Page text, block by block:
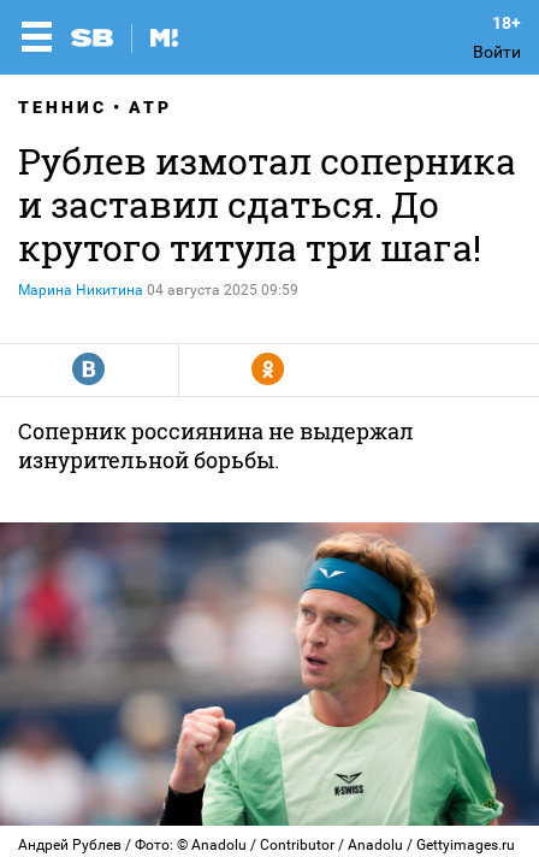
Войти
ТЕННИС ATP
Рублев измотал соперника
и заставил сдаться. До
крутого титула три шага!
Марина Никитина 04 августа 2025 09:59
R Y
Соперник россиянина не выдержал
изнурительной борьбы.
Андрей Рублев / Фото: © Anadolu / Contributor / Anadolu / Gettyimages.ru